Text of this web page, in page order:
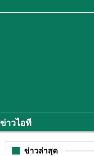
ข่าวไอที
ข่าวล่าสุด